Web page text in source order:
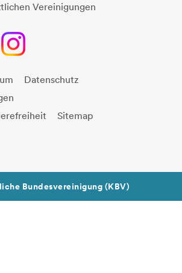
Vereinigungen
Datenschutz
Sitemap
Bundesvereinigung (KBV)